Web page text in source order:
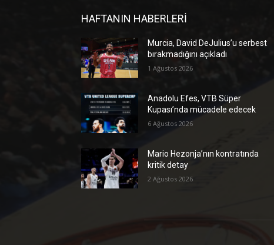
HAFTANIN HABERLERİ
Murcia, David DeJulius’u serbest
bırakmadığını açıkladı
1 Ağustos 2026
Anadolu Efes, VTB Süper
Kupası’nda mücadele edecek
6 Ağustos 2026
Mario Hezonja’nın kontratında
kritik detay
2 Ağustos 2026